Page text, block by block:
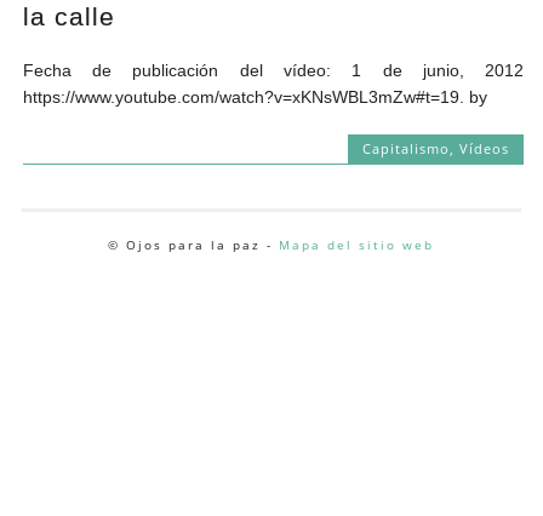
la calle
Fecha de publicación del vídeo: 1 de junio, 2012
https://www.youtube.com/watch?v=xKNsWBL3mZw#t=19. by
Capitalismo ,Vídeos
© Ojos para la paz - Mapa del sitio web